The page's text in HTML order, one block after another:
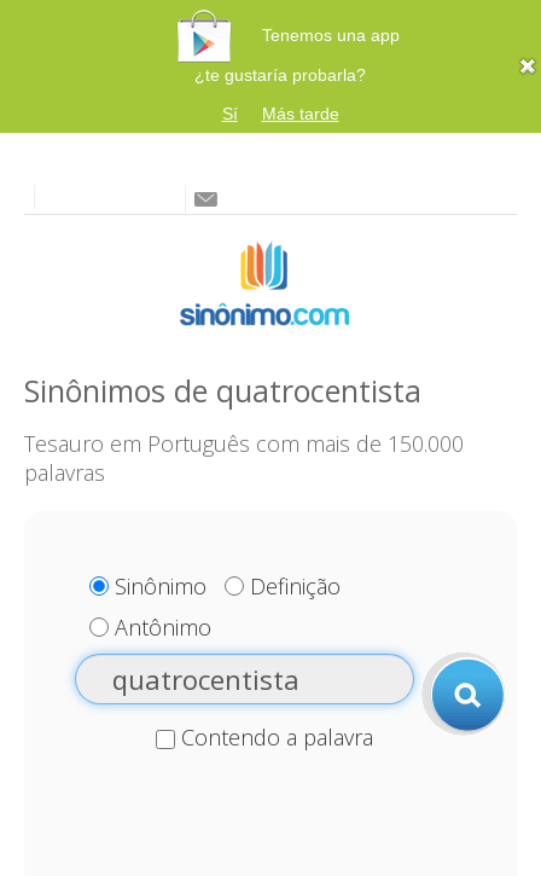
Tenemos una app
¿te gustaría probarla?
Sí
Más tarde
Sinônimos de quatrocentista
Tesauro em Português com mais de 150.000
palavras
Sinônimo
Definição
Antônimo
Contendo a palavra